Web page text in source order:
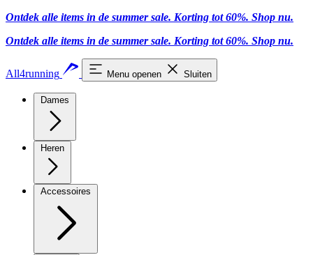
Ontdek alle items in de summer sale. Korting tot 60%. Shop nu.
Ontdek alle items in de summer sale. Korting tot 60%. Shop nu.
All4running Menu openen Sluiten
Dames
Heren
Accessoires